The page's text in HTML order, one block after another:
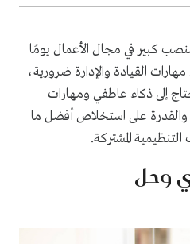
كبير في مجال الأعمال يومًا
القيادة والإدارة ضرورية،
إلى ذكاء عاطفي ومهارات
والقدرة على استخلاص أفضل ما
المشتركة.
وحل